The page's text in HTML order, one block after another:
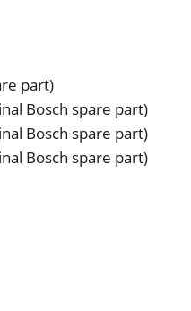
part)
Bosch spare part)
Bosch spare part)
Bosch spare part)